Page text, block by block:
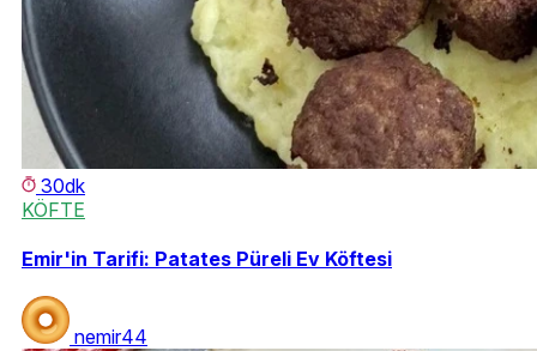
30dk
KÖFTE
Emir'in Tarifi: Patates Püreli Ev Köftesi
nemir44